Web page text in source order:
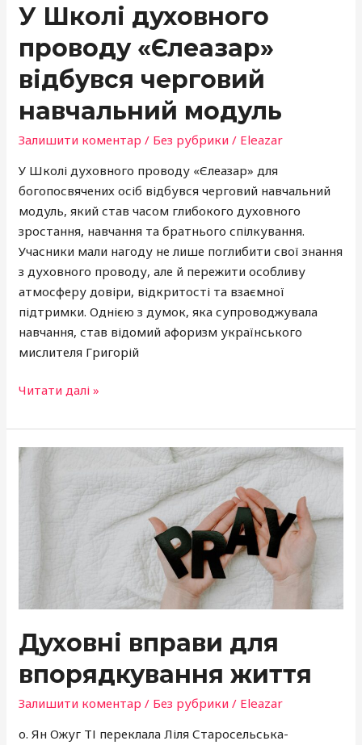
У Школі духовного
проводу «Єлеазар»
відбувся черговий
навчальний модуль
Залишити коментар / Без рубрики / Eleazar
У Школі духовного проводу «Єлеазар» для
богопосвячених осіб відбувся черговий навчальний
модуль, який став часом глибокого духовного
зростання, навчання та братнього спілкування.
Учасники мали нагоду не лише поглибити свої знання
з духовного проводу, але й пережити особливу
атмосферу довіри, відкритості та взаємної
підтримки. Однією з думок, яка супроводжувала
навчання, став відомий афоризм українського
мислителя Григорій
Читати далі »
Духовні вправи для
впорядкування життя
Залишити коментар / Без рубрики / Eleazar
о. Ян Ожуг ТІ переклала Ліля Старосельська-
Духовні